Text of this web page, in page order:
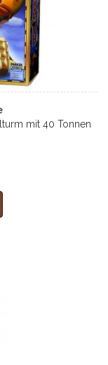
mit 40 Tonnen